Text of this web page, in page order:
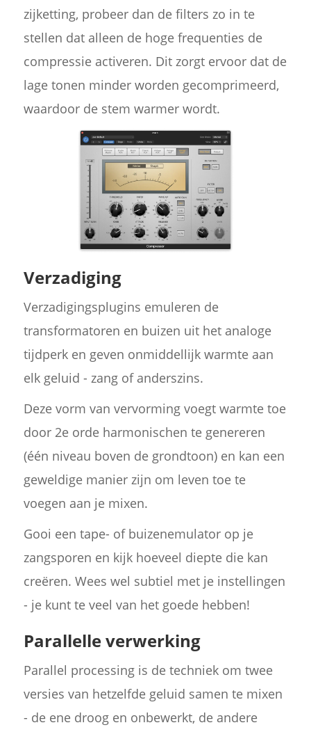
zijketting, probeer dan de filters zo in te
stellen dat alleen de hoge frequenties de
compressie activeren. Dit zorgt ervoor dat de
lage tonen minder worden gecomprimeerd,
waardoor de stem warmer wordt.
Verzadiging
Verzadigingsplugins emuleren de
transformatoren en buizen uit het analoge
tijdperk en geven onmiddellijk warmte aan
elk geluid - zang of anderszins.
Deze vorm van vervorming voegt warmte toe
door 2e orde harmonischen te genereren
(één niveau boven de grondtoon) en kan een
geweldige manier zijn om leven toe te
voegen aan je mixen.
Gooi een tape- of buizenemulator op je
zangsporen en kijk hoeveel diepte die kan
creëren. Wees wel subtiel met je instellingen
- je kunt te veel van het goede hebben!
Parallelle verwerking
Parallel processing is de techniek om twee
versies van hetzelfde geluid samen te mixen
- de ene droog en onbewerkt, de andere